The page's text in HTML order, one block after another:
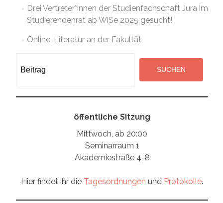
Drei Vertreter*innen der Studienfachschaft Jura im
Studierendenrat ab WiSe 2025 gesucht!
Online-Literatur an der Fakultät
Suchen
SUCHEN
öffentliche Sitzung
Mittwoch, ab 20:00
Seminarraum 1
Akademiestraße 4-8
Hier findet ihr die Tagesordnungen und Protokolle.